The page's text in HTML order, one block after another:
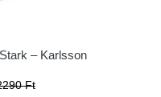
– Karlsson
Ft